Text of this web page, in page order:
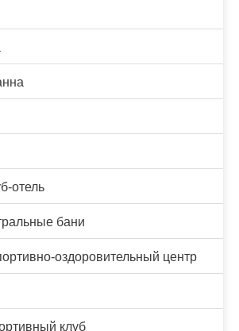
отель
бани
оздоровительный центр
клуб